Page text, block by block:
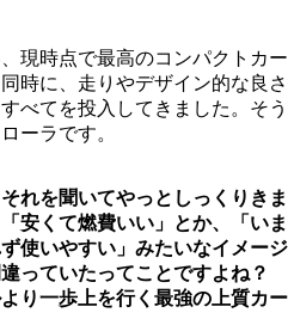
現時点で最高のコンパクトカー
時に、走りやデザイン的な良さ
べてを投入してきました。そう
ーラです。
を聞いてやっとしっくりきま
安くて燃費いい」とか、「いま
使いやすい」みたいなイメージ
っていたってことですよね？
り一歩上を行く最強の上質カー